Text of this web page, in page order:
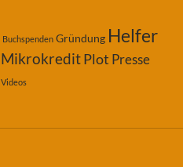
Buchspenden Gründung Helfer
MikrokreditPlot Presse
Videos